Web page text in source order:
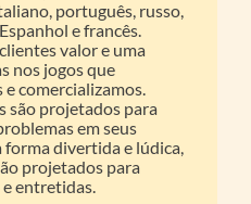
português, russo,
e francês.
valor e uma
nos jogos que
comercializamos.
são projetados para
em seus
divertida e lúdica,
projetados para
entretidas.